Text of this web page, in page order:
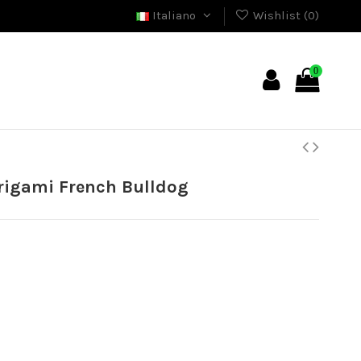
Italiano Wishlist (0)
0
French Bulldog